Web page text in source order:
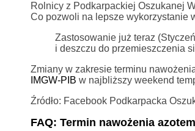
Rolnicy z Podkarpackiej Oszukanej
Co pozwoli na lepsze wykorzystanie
Zastosowanie już teraz
i deszczu do przemieszczenia
Zmiany w zakresie terminu
IMGW-PIB w najbliższy weekend
Źródło: Facebook Podkarpacka
FAQ: Termin nawożenia